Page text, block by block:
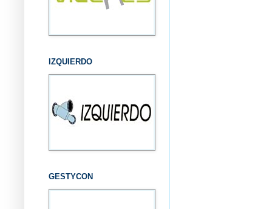
IZQUIERDO
GESTYCON